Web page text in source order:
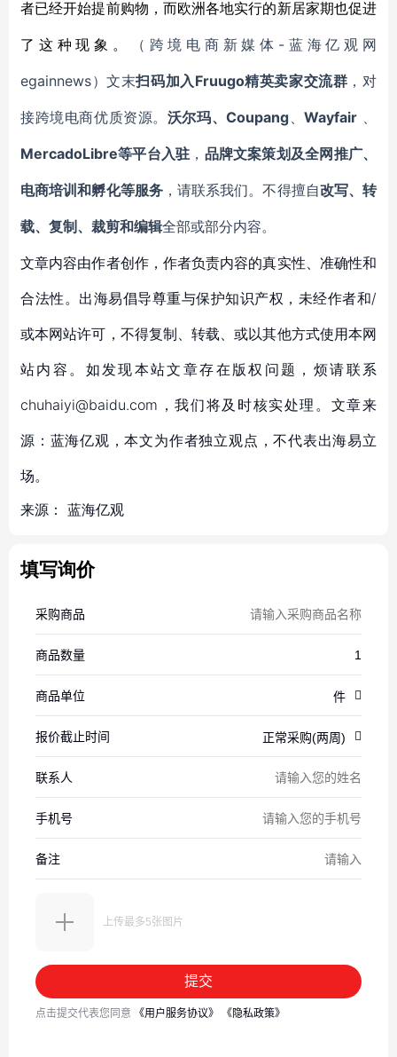
者已经开始提前购物，而欧洲各地实行的新居家期也促进
了这种现象。 （跨境电商新媒体 -蓝海亿观网
egainnews）文末扫码加入 Fruugo精英卖家交流群 ，对
接跨境电商优质资源。 沃尔玛、Coupang 、Wayfair
MercadoLibre等平台入驻 ， 品牌文案策划及全网推广、
电商培训和孵化等服务，请联系我们。不得擅自改写、转
载、复制、裁剪和编辑全部或部分内容。
文章内容由作者创作，作者负责内容的真实性、准确性和
合法性。出海易倡导尊重与保护知识产权，未经作者和/
或本网站许可，不得复制、转载、或以其他方式使用本网
站内容。如发现本站文章存在版权问题，烦请联系
chuhaiyi@baidu.com，我们将及时核实处理。文章来
源：蓝海亿观，本文为作者独立观点，不代表出海易立
场。
来源： 蓝海亿观
填写询价